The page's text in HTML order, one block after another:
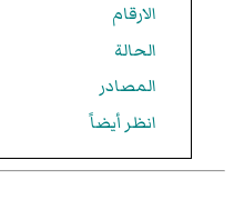
الارقام
الحالة
المصادر
انظر أيضاً